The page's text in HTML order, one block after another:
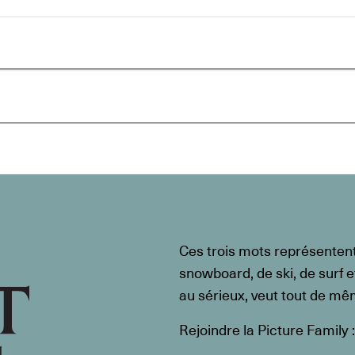
Ces trois mots
snowboard, de ski, de surf
au sérieux, veut tout de
Rejoindre la Picture Family :